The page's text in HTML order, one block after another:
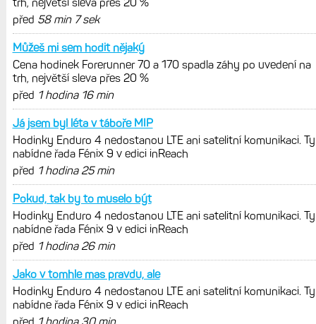
Hodinky Enduro 4 nedostanou LTE ani
satelitní komunikaci. Ty nabídne řada
Fénix 9 v edici inReach
Live Activity konečně i pro outdoorové
sporty. Mobil už umí zrcadlit data
cyklistiky, běhu i chůze
Zkušenosti po roce: Fénixy 8 Pro jsou
jedním slovem parádní, těžko něco
vytknout. Ale ta nositelnost